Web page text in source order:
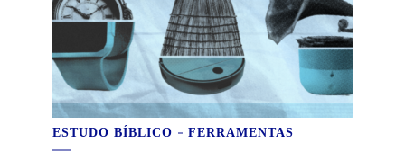
ESTUDO BÍBLICO FERRAMENTAS